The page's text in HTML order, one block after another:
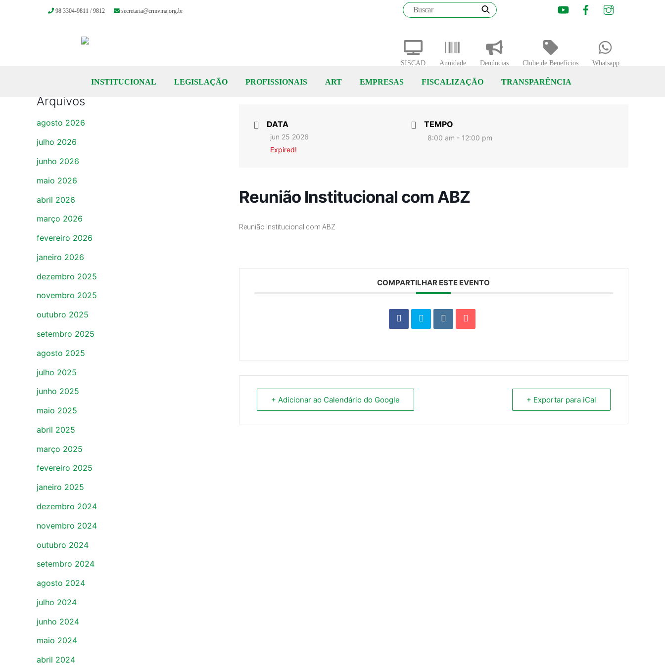
INSTITUCIONAL LEGISLAÇÃO PROFISSIONAIS ART EMPRESAS FISCALIZAÇÃO TRANSPARÊNCIA
SISCAD Anuidade Denúncias Clube de Benefícios Whatsapp
98 3304-9811 / 9812 secretaria@crmvma.org.br
Youtube Facebook
Arquivos
agosto 2026
julho 2026
junho 2026
maio 2026
abril 2026
março 2026
fevereiro 2026
janeiro 2026
dezembro 2025
novembro 2025
outubro 2025
setembro 2025
agosto 2025
julho 2025
junho 2025
maio 2025
abril 2025
março 2025
fevereiro 2025
janeiro 2025
dezembro 2024
novembro 2024
outubro 2024
setembro 2024
agosto 2024
julho 2024
junho 2024
maio 2024
abril 2024
DATA
jun 25 2026
Expired!
TEMPO
8:00 am - 12:00 pm
Reunião Institucional com ABZ
Reunião Institucional com ABZ
COMPARTILHAR ESTE EVENTO
+ Adicionar ao Calendário do Google + Exportar para iCal